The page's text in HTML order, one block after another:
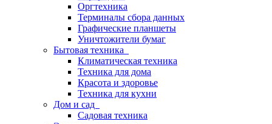
Оргтехника
Терминалы сбора данных
Графические планшеты
Уничтожители бумаг
Бытовая техника
Климатическая техника
Техника для дома
Красота и здоровье
Техника для кухни
Дом и сад
Садовая техника